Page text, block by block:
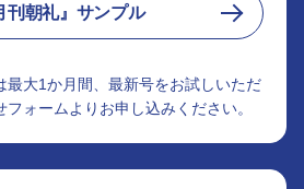
刊朝礼』サンプル
最大1か月間、最新号をお試しいただ
ォームよりお申し込みください。